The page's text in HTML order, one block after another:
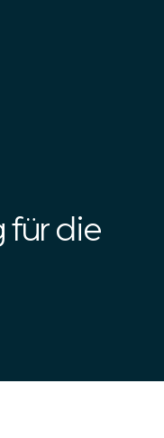
für die